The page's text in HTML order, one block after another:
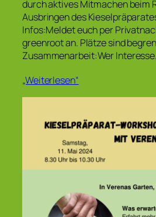
durch aktives Mitmachen beim
Ausbringen des
Infos:Meldet euch per
greenroot an. Plätze sind
Zusammenarbeit:Wer
„Weiterlesen“